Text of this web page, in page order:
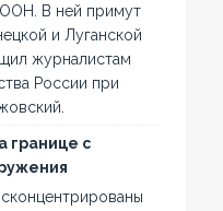
В ней примут
и Луганской
журналистам
России при
границе с